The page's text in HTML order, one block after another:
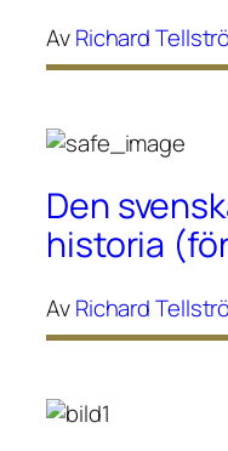
AvRichard
Den
historia
AvRichard